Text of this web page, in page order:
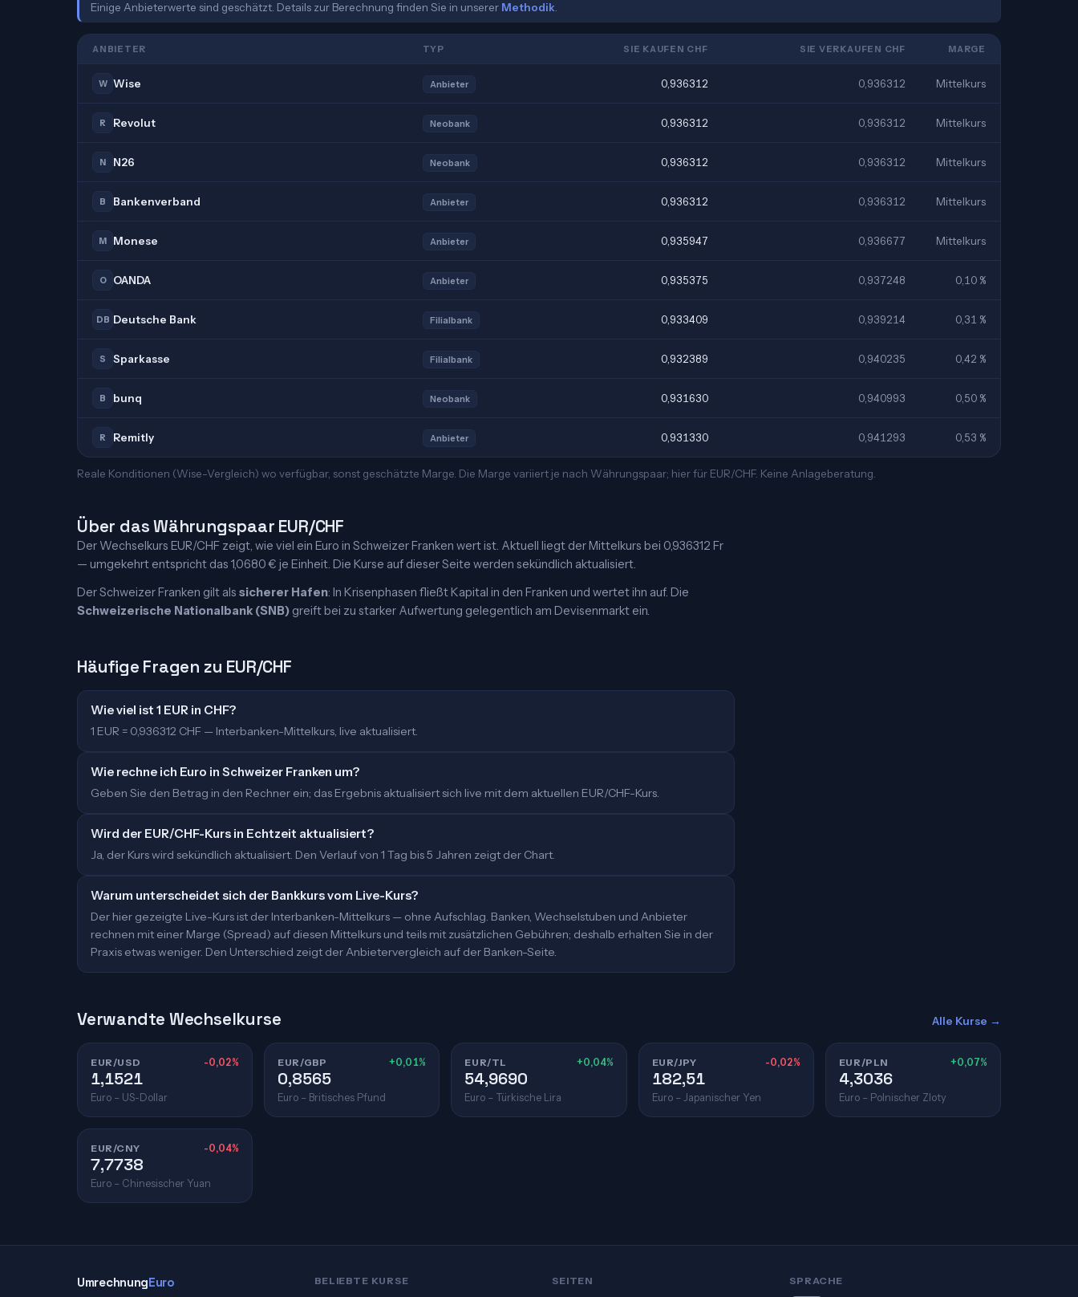
Einige Anbieterwerte sind geschätzt. Details zur Berechnung finden Sie in unserer Methodik
ANBIETER TYP SIE KAUFEN CHF SIE VERKAUFEN CHF MARGE
W Wise Anbieter 0,936312 0,936312 Mittelkurs
R Revolut Neobank 0,936312 0,936312 Mittelkurs
N N26 Neobank 0,936312 0,936312 Mittelkurs
B Bankenverband Anbieter 0,936312 0,936312 Mittelkurs
M Monese Anbieter 0,935947 0,936677 Mittelkurs
O OANDA Anbieter 0,935375 0,937248 0,10 %
DB Deutsche Bank Filialbank 0,933409 0,939214 0,31 %
S Sparkasse Filialbank 0,932389 0,940235 0,42 %
B bunq Neobank 0,931630 0,940993 0,50 %
R Remitly Anbieter 0,931330 0,941293 0,53 %
Reale Konditionen (Wise-Vergleich) wo verfügbar, sonst geschätzte Marge. Die Marge variiert je nach Währungspaar; hier für EUR/CHF. Keine Anlageberatung.
Über das Währungspaar EUR/CHF
Der Wechselkurs EUR/CHF zeigt, wie viel ein Euro in Schweizer Franken wert ist. Aktuell liegt der Mittelkurs bei 0,936312 Fr
— umgekehrt entspricht das 1,0680 € je Einheit. Die Kurse auf dieser Seite werden sekündlich aktualisiert.
Der Schweizer Franken gilt als sicherer Hafen: In Krisenphasen fließt Kapital in den Franken und wertet ihn auf. Die
Schweizerische Nationalbank (SNB) greift bei zu starker Aufwertung gelegentlich am Devisenmarkt ein.
Häufige Fragen zu EUR/CHF
Wie viel ist 1 EUR in CHF?
1 EUR = 0,936312 CHF — Interbanken-Mittelkurs, live aktualisiert.
Wie rechne ich Euro in Schweizer Franken um?
Geben Sie den Betrag in den Rechner ein; das Ergebnis aktualisiert sich live mit dem aktuellen EUR/CHF-Kurs.
Wird der EUR/CHF-Kurs in Echtzeit aktualisiert?
Ja, der Kurs wird sekündlich aktualisiert. Den Verlauf von 1 Tag bis 5 Jahren zeigt der Chart.
Warum unterscheidet sich der Bankkurs vom Live-Kurs?
Der hier gezeigte Live-Kurs ist der Interbanken-Mittelkurs — ohne Aufschlag. Banken, Wechselstuben und Anbieter
rechnen mit einer Marge (Spread) auf diesen Mittelkurs und teils mit zusätzlichen Gebühren; deshalb erhalten Sie in der
Praxis etwas weniger. Den Unterschied zeigt der Anbietervergleich auf der Banken-Seite.
Verwandte Wechselkurse Alle Kurse →
EUR/USD -0,02%
1,1521
Euro – US-Dollar
EUR/GBP +0,01%
0,8565
Euro – Britisches Pfund
EUR/TL +0,04%
54,9690
Euro – Türkische Lira
EUR/JPY -0,02%
182,51
Euro – Japanischer Yen
EUR/PLN +0,07%
4,3036
Euro – Polnischer Zloty
EUR/CNY -0,04%
7,7738
Euro – Chinesischer Yuan
UmrechnungEuro BELIEBTE KURSE SEITEN SPRACHE